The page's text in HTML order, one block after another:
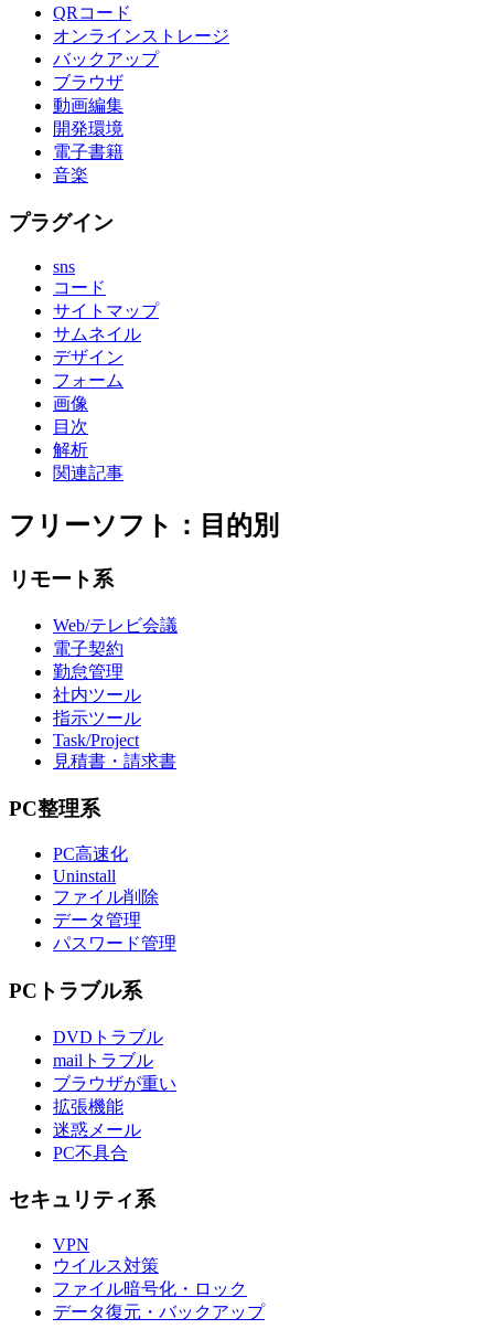
QRコード
オンラインストレージ
バックアップ
ブラウザ
動画編集
開発環境
電子書籍
音楽
プラグイン
sns
コード
サイトマップ
サムネイル
デザイン
フォーム
画像
目次
解析
関連記事
フリーソフト：目的別
リモート系
Web/テレビ会議
電子契約
勤怠管理
社内ツール
指示ツール
Task/Project
見積書・請求書
PC整理系
PC高速化
Uninstall
ファイル削除
データ管理
パスワード管理
PCトラブル系
DVDトラブル
mailトラブル
ブラウザが重い
拡張機能
迷惑メール
PC不具合
セキュリティ系
VPN
ウイルス対策
ファイル暗号化・ロック
データ復元・バックアップ